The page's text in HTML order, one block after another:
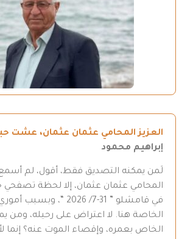
العزيز المحامي عثمان عثمان، عشت
إبراهيم محمود
لَمن يمكنه التصديق فقط، أقول، لم أسمع
المحامي عثمان عثمان، إلا لحظة تصفحي
في قامشلو ” 31-7/ 2026
الخاصة هنا. لا اعتراض على رحيله، ومن
الخاص بعمره، وإقصاء الموت عنه؟ إنما